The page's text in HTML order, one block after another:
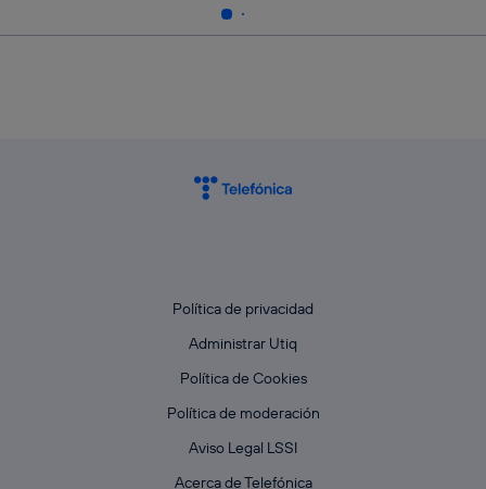
Política de privacidad
Administrar Utiq
Política de Cookies
Política de moderación
Aviso Legal LSSI
Acerca de Telefónica